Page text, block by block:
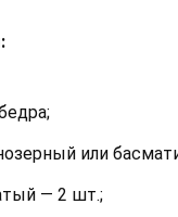
или
— 2 шт.;